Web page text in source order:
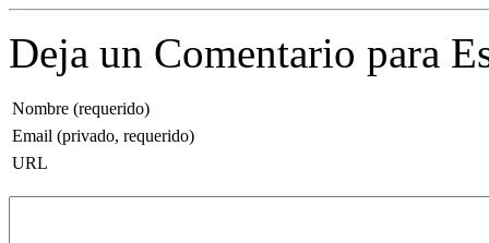
Deja un Comentario para
Nombre (requerido)
Email (privado, requerido)
URL